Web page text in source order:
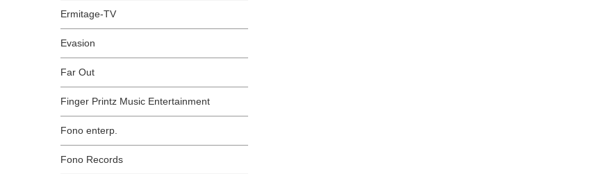
Ermitage-TV
Evasion
Far Out
Finger Printz Music Entertainment
Fono enterp.
Fono Records